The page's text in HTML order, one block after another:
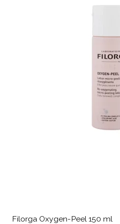
Filorga Oxygen-Peel 150 ml